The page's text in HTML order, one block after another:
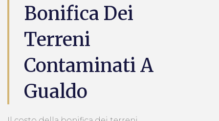
Bonifica Dei
Terreni
Contaminati A
Gualdo